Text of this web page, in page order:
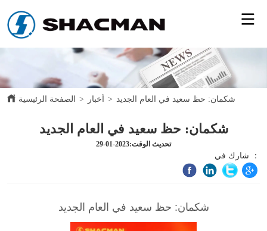
الصفحة الرئيسية > أخبار > شكمان: حظ سعيد في العام الجديد
شكمان: حظ سعيد في العام الجديد
تحديث الوقت:2023-01-29
شارك في ：